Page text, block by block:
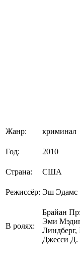
Жанр: криминал
Год: 2010
Страна: США
Режиссёр: Эш Эдамс
В ролях:
Брайан
Эми
Джесси Д.